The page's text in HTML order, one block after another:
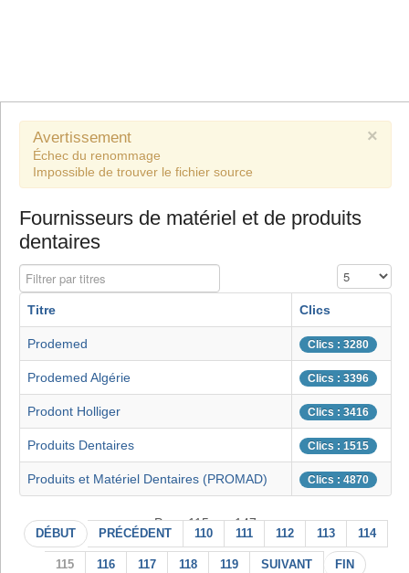
×
Avertissement
Échec du renommage
Impossible de trouver le fichier source
Fournisseurs de matériel et de produits
dentaires
Filtrer par titres Affichage #
Titre Clics
Prodemed Clics : 3280
Prodemed Algérie Clics : 3396
Prodont Holliger Clics : 3416
Produits Dentaires Clics : 1515
Produits et Matériel Dentaires (PROMAD) Clics : 4870
Page 115 sur 147
DÉBUT PRÉCÉDENT 110 111 112 113 114
115 116 117 118 119 SUIVANT FIN